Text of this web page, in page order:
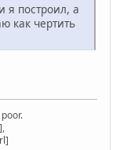
я построил, а
как чертить